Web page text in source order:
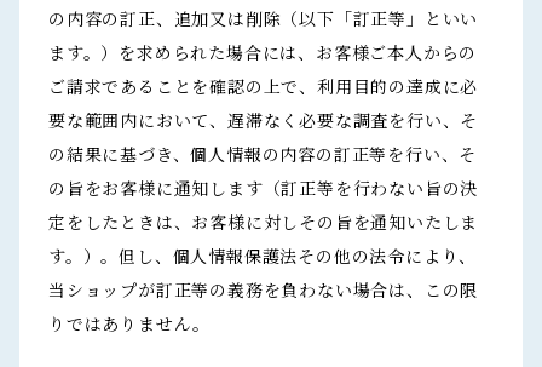
の内容の訂正、追加又は削除（以下「訂正等」といい
ます。）を求められた場合には、お客様ご本人からの
ご請求であることを確認の上で、利用目的の達成に必
要な範囲内において、遅滞なく必要な調査を行い、そ
の結果に基づき、個人情報の内容の訂正等を行い、そ
の旨をお客様に通知します（訂正等を行わない旨の決
定をしたときは、お客様に対しその旨を通知いたしま
す。）。但し、個人情報保護法その他の法令により、
当ショップが訂正等の義務を負わない場合は、この限
りではありません。